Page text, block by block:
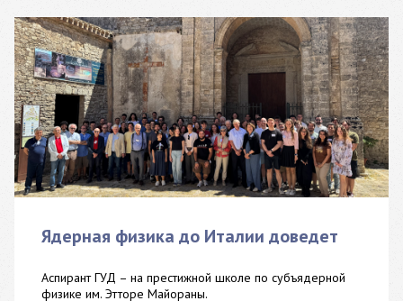
Ядерная физика до Италии доведет
Аспирант ГУД – на престижной школе по субъядерной
физике им. Этторе Майораны.